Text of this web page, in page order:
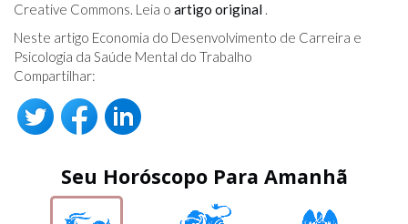
Creative Commons. Leia o artigo original .
Neste artigo Economia do Desenvolvimento de Carreira e
Psicologia da Saúde Mental do Trabalho
Compartilhar:
Seu Horóscopo Para Amanhã